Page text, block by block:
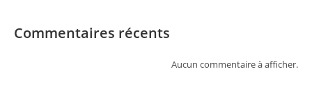
Commentaires récents
Aucun commentaire à afficher.